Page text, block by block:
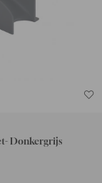
Donkergrijs